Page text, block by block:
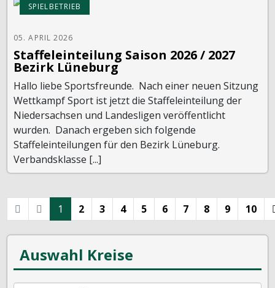
SPIELBETRIEB
05. APRIL 2026
Staffeleinteilung Saison 2026 / 2027
Bezirk Lüneburg
Hallo liebe Sportsfreunde. Nach einer neuen Sitzung
Wettkampf Sport ist jetzt die Staffeleinteilung der
Niedersachsen und Landesligen veröffentlicht
wurden. Danach ergeben sich folgende
Staffeleinteilungen für den Bezirk Lüneburg.
Verbandsklasse [...]
1 2 3 4 5 6 7 8 9 10
Auswahl Kreise